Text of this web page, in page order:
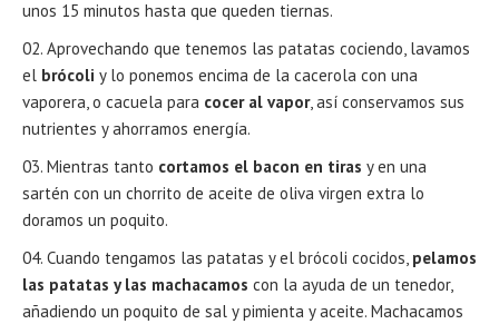
unos 15 minutos hasta que queden tiernas.
Aprovechando que tenemos las patatas cociendo, lavamos
el brócoli y lo ponemos encima de la cacerola con una
vaporera, o cacuela para cocer al vapor, así conservamos sus
nutrientes y ahorramos energía.
Mientras tanto cortamos el bacon en tiras y en una
sartén con un chorrito de aceite de oliva virgen extra lo
doramos un poquito.
Cuando tengamos las patatas y el brócoli cocidos, pelamos
las patatas y las machacamos con la ayuda de un tenedor,
añadiendo un poquito de sal y pimienta y aceite. Machacamos